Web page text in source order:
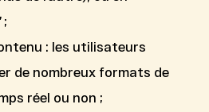
;
: les utilisateurs
de nombreux formats de
réel ou non ;